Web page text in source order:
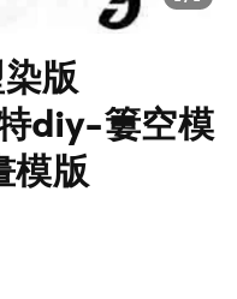
版
diy-簍空模
版